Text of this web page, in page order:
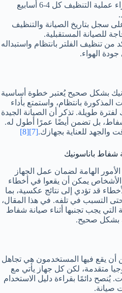
ينصح بإجراء عملية التنظيف كل 4-6 أسابيع
سجل بتاريخ الصيانة والتنظيف
للصيانة المستقبلية.
من تنظيف الفلتر بانتظام واستبداله
الهواء.
بشكل صحيح يُعتبر خطوة أساسية
بانتظام، واستمتع بأداء
طويلة. تذكر أن الصيانة الجيدة
بل تضمن أيضًا عمرًا أطول له.
والجهد للعناية بجهازك.[7]
[8]
شفاط باناسونيك
الهامة لضمان عمل الجهاز
الأشخاص يمكن أن يقعوا في أخطاء
قد تؤدي إلى نتائج عكسية، بما
التسبب في تلفه. في هذا المقال،
يجب تجنبها أثناء صيانة شفاط
بشكل صحيح.
أن يقع فيها المستخدمون هي تجاهل
متقدمة، لكن كل جهاز يأتي مع
يُنصح دائمًا بقراءة دليل الاستخدام
صيانة.